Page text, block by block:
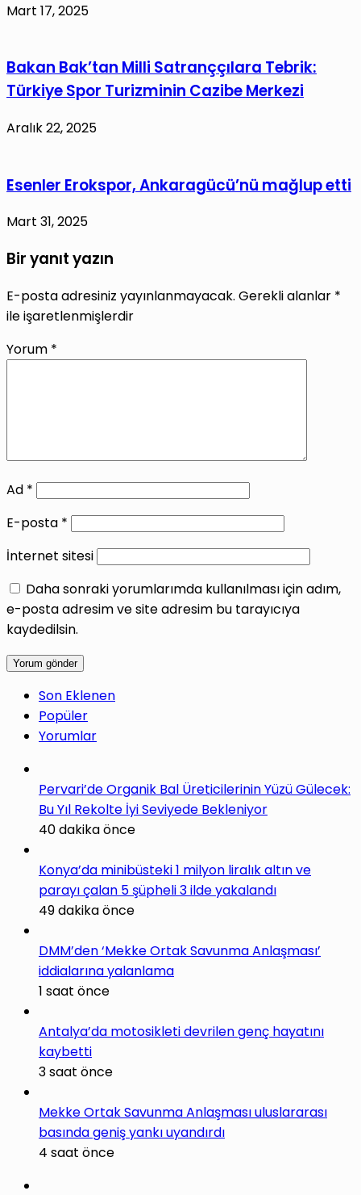
Mart 17, 2025
Bakan Bak’tan Milli Satranççılara Tebrik:
Türkiye Spor Turizminin Cazibe Merkezi
Aralık 22, 2025
Esenler Erokspor, Ankaragücü’nü mağlup etti
Mart 31, 2025
Bir yanıt yazın
E-posta adresiniz yayınlanmayacak. Gerekli alanlar *
ile işaretlenmişlerdir
Yorum *
Ad *
E-posta *
İnternet sitesi
Daha sonraki yorumlarımda kullanılması için adım,
e-posta adresim ve site adresim bu tarayıcıya
kaydedilsin.
Son Eklenen
Popüler
Yorumlar
Pervari’de Organik Bal Üreticilerinin Yüzü Gülecek:
Bu Yıl Rekolte İyi Seviyede Bekleniyor
40 dakika önce
Konya’da minibüsteki 1 milyon liralık altın ve
parayı çalan 5 şüpheli 3 ilde yakalandı
49 dakika önce
DMM’den ‘Mekke Ortak Savunma Anlaşması’
iddialarına yalanlama
1 saat önce
Antalya’da motosikleti devrilen genç hayatını
kaybetti
3 saat önce
Mekke Ortak Savunma Anlaşması uluslararası
basında geniş yankı uyandırdı
4 saat önce